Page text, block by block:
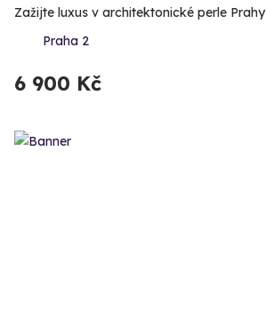
Zažijte luxus v architektonické perle Prahy
Praha 2
6 900 Kč